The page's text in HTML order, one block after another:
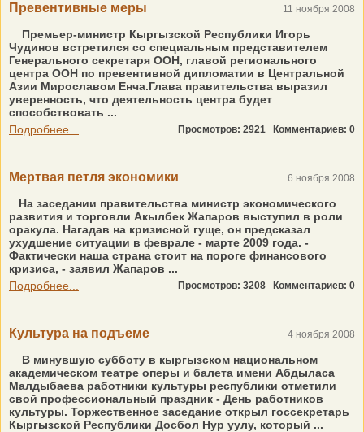
Превентивные меры 11 ноября 2008
Премьер-министр Кыргызской Республики Игорь
Чудинов встретился со специальным представителем
Генерального секретаря ООН, главой регионального
центра ООН по превентивной дипломатии в Центральной
Азии Мирославом Енча.Глава правительства выразил
уверенность, что деятельность центра будет
способствовать ...
Подробнее...
Просмотров: 2921 Комментариев: 0
Мертвая петля экономики 6 ноября 2008
На заседании правительства министр экономического
развития и торговли Акылбек Жапаров выступил в роли
оракула. Нагадав на кризисной гуще, он предсказал
ухудшение ситуации в феврале - марте 2009 года. -
Фактически наша страна стоит на пороге финансового
кризиса, - заявил Жапаров ...
Подробнее...
Просмотров: 3208 Комментариев: 0
Культура на подъеме 4 ноября 2008
В минувшую субботу в кыргызском национальном
академическом театре оперы и балета имени Абдыласа
Малдыбаева работники культуры республики отметили
свой профессиональный праздник - День работников
культуры. Торжественное заседание открыл госсекретарь
Кыргызской Республики Досбол Нур уулу, который ...